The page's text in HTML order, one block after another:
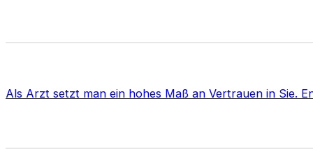
Als Arzt setzt man ein hohes Maß an Vertrauen in Sie.